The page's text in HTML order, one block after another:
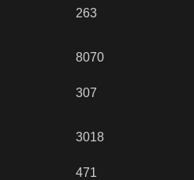
263
8070
307
3018
471